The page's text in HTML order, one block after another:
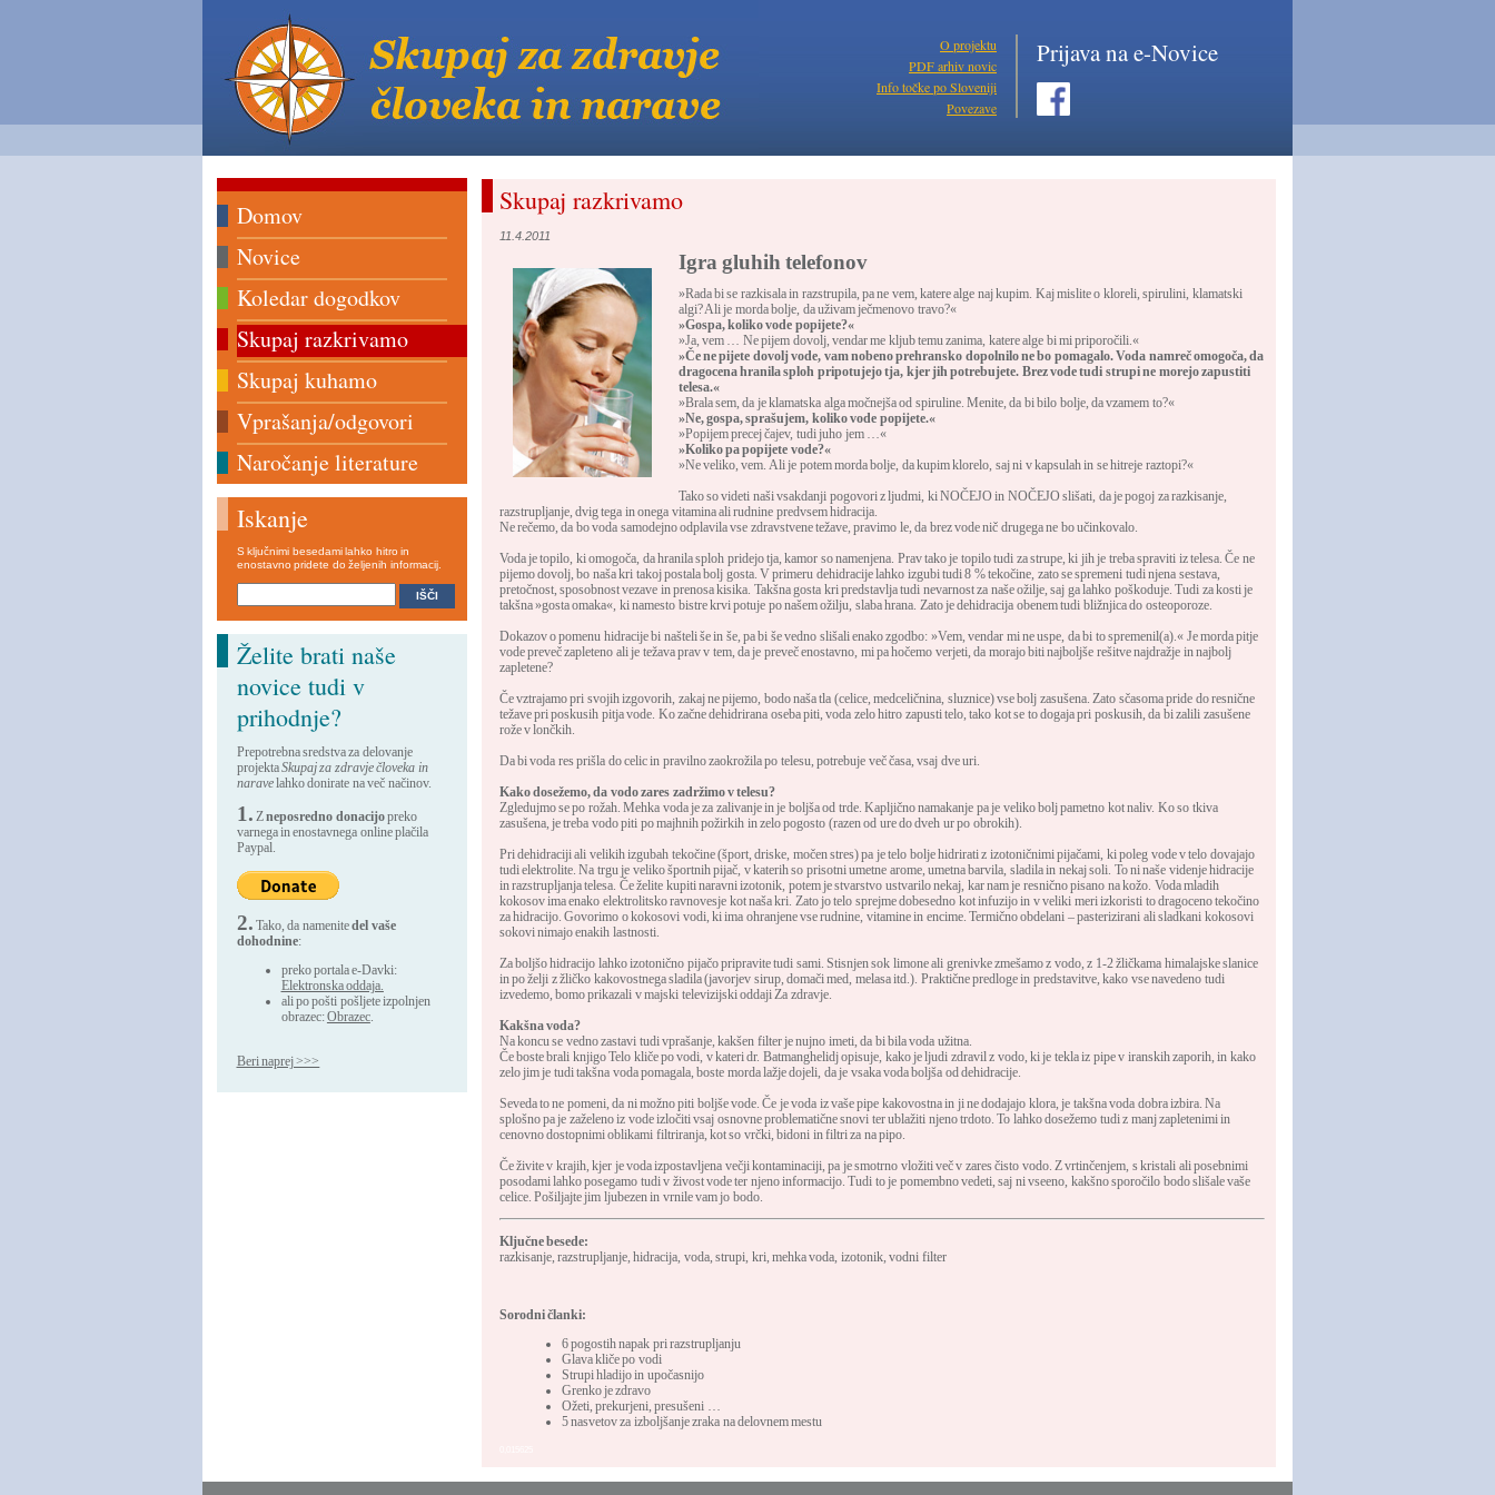
O projektu
PDF arhiv novic
Info točke po Sloveniji
Povezave
Prijava na e-Novice
Skupaj razkrivamo
11.4.2011
Igra gluhih telefonov
»Rada bi se razkisala in razstrupila, pa ne vem, katere alge naj kupim. Kaj mislite o kloreli, spirulini, klamatski
algi? Ali je morda bolje, da uživam ječmenovo travo?«
»Gospa, koliko vode popijete?«
»Ja, vem … Ne pijem dovolj, vendar me kljub temu zanima, katere alge bi mi priporočili.«
»Če ne pijete dovolj vode, vam nobeno prehransko dopolnilo ne bo pomagalo. Voda namreč omogoča, da
dragocena hranila sploh pripotujejo tja, kjer jih potrebujete. Brez vode tudi strupi ne morejo zapustiti
telesa.«
»Brala sem, da je klamatska alga močnejša od spiruline. Menite, da bi bilo bolje, da vzamem to?«
»Ne, gospa, sprašujem, koliko vode popijete.«
»Popijem precej čajev, tudi juho jem …«
»Koliko pa popijete vode?«
»Ne veliko, vem. Ali je potem morda bolje, da kupim klorelo, saj ni v kapsulah in se hitreje raztopi?«
Tako so videti naši vsakdanji pogovori z ljudmi, ki NOČEJO in NOČEJO slišati, da je pogoj za razkisanje,
razstrupljanje, dvig tega in onega vitamina ali rudnine predvsem hidracija.
Ne rečemo, da bo voda samodejno odplavila vse zdravstvene težave, pravimo le, da brez vode nič drugega ne bo učinkovalo.
Voda je topilo, ki omogoča, da hranila sploh pridejo tja, kamor so namenjena. Prav tako je topilo tudi za strupe, ki jih je treba spraviti iz telesa. Če ne
pijemo dovolj, bo naša kri takoj postala bolj gosta. V primeru dehidracije lahko izgubi tudi 8 % tekočine, zato se spremeni tudi njena sestava,
pretočnost, sposobnost vezave in prenosa kisika. Takšna gosta kri predstavlja tudi nevarnost za naše ožilje, saj ga lahko poškoduje. Tudi za kosti je
takšna »gosta omaka«, ki namesto bistre krvi potuje po našem ožilju, slaba hrana. Zato je dehidracija obenem tudi bližnjica do osteoporoze.
Dokazov o pomenu hidracije bi našteli še in še, pa bi še vedno slišali enako zgodbo: »Vem, vendar mi ne uspe, da bi to spremenil(a).« Je morda pitje
vode preveč zapleteno ali je težava prav v tem, da je preveč enostavno, mi pa hočemo verjeti, da morajo biti najboljše rešitve najdražje in najbolj
zapletene?
Če vztrajamo pri svojih izgovorih, zakaj ne pijemo, bodo naša tla (celice, medceličnina, sluznice) vse bolj zasušena. Zato sčasoma pride do resnične
težave pri poskusih pitja vode. Ko začne dehidrirana oseba piti, voda zelo hitro zapusti telo, tako kot se to dogaja pri poskusih, da bi zalili zasušene
rože v lončkih.
Da bi voda res prišla do celic in pravilno zaokrožila po telesu, potrebuje več časa, vsaj dve uri.
Kako dosežemo, da vodo zares zadržimo v telesu?
Zgledujmo se po rožah. Mehka voda je za zalivanje in je boljša od trde. Kapljično namakanje pa je veliko bolj pametno kot naliv. Ko so tkiva
zasušena, je treba vodo piti po majhnih požirkih in zelo pogosto (razen od ure do dveh ur po obrokih).
Pri dehidraciji ali velikih izgubah tekočine (šport, driske, močen stres) pa je telo bolje hidrirati z izotoničnimi pijačami, ki poleg vode v telo dovajajo
tudi elektrolite. Na trgu je veliko športnih pijač, v katerih so prisotni umetne arome, umetna barvila, sladila in nekaj soli. To ni naše videnje hidracije
in razstrupljanja telesa. Če želite kupiti naravni izotonik, potem je stvarstvo ustvarilo nekaj, kar nam je resnično pisano na kožo. Voda mladih
kokosov ima enako elektrolitsko ravnovesje kot naša kri. Zato jo telo sprejme dobesedno kot infuzijo in v veliki meri izkoristi to dragoceno tekočino
za hidracijo. Govorimo o kokosovi vodi, ki ima ohranjene vse rudnine, vitamine in encime. Termično obdelani – pasterizirani ali sladkani kokosovi
sokovi nimajo enakih lastnosti.
Za boljšo hidracijo lahko izotonično pijačo pripravite tudi sami. Stisnjen sok limone ali grenivke zmešamo z vodo, z 1-2 žličkama himalajske slanice
in po želji z žličko kakovostnega sladila (javorjev sirup, domači med, melasa itd.). Praktične predloge in predstavitve, kako vse navedeno tudi
izvedemo, bomo prikazali v majski televizijski oddajiZa zdravje.
Kakšna voda?
Na koncu se vedno zastavi tudi vprašanje, kakšen filter je nujno imeti, da bi bila voda užitna.
Če boste brali knjigo Telo kliče po vodi, v kateri dr. Batmanghelidj opisuje, kako je ljudi zdravil z vodo, ki je tekla iz pipe v iranskih zaporih, in kako
zelo jim je tudi takšna voda pomagala, boste morda lažje dojeli, da je vsaka voda boljša od dehidracije.
Seveda to ne pomeni, da ni možno piti boljše vode. Če je voda iz vaše pipe kakovostna in ji ne dodajajo klora, je takšna voda dobra izbira. Na
splošno pa je zaželeno iz vode izločiti vsaj osnovne problematične snovi ter ublažiti njeno trdoto. To lahko dosežemo tudi z manj zapletenimi in
cenovno dostopnimi oblikami filtriranja, kot so vrčki, bidoni in filtri za na pipo.
Če živite v krajih, kjer je voda izpostavljena večji kontaminaciji, pa je smotrno vložiti več v zares čisto vodo. Z vrtinčenjem, s kristali ali posebnimi
posodami lahko posegamo tudi v živost vode ter njeno informacijo. Tudi to je pomembno vedeti, saj ni vseeno, kakšno sporočilo bodo slišale vaše
celice. Pošiljajte jim ljubezen in vrnile vam jo bodo.
Ključne besede:
razkisanje, razstrupljanje,hidracija, voda,strupi, kri, mehka voda, izotonik,vodni filter
Sorodni članki:
6 pogostih napak pri razstrupljanju
Glava kliče po vodi
Strupi hladijo in upočasnijo
Grenko je zdravo
Ožeti, prekurjeni, presušeni …
5 nasvetov za izboljšanje zraka na delovnem mestu
Domov
Novice
Koledar dogodkov
Skupaj razkrivamo
Skupaj kuhamo
Vprašanja/odgovori
Naročanje literature
Iskanje
S ključnimi besedami lahko hitro in
enostavno pridete do željenih informacij.
Želite brati naše
novice tudi v
prihodnje?
Prepotrebna sredstva za delovanje
projektaSkupaj za zdravje človeka in
naravelahko donirate na več načinov.
1. Zneposredno donacijopreko
varnega in enostavnega online plačila
Paypal.
2. Tako, da namenitedel vaše
dohodnine:
preko portala e-Davki:
Elektronska oddaja.
ali po pošti pošljete izpolnjen
obrazec:Obrazec.
Beri naprej >>>